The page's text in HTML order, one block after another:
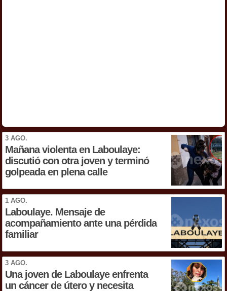
3 AGO.
Mañana violenta en Laboulaye:
discutió con otra joven y terminó
golpeada en plena calle
1 AGO.
Laboulaye. Mensaje de
acompañamiento ante una pérdida
familiar
3 AGO.
Una joven de Laboulaye enfrenta
un cáncer de útero y necesita